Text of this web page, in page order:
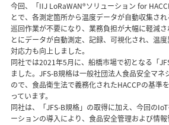
今回、「IIJ LoRaWAN®ソリューション for
とで、各測定箇所から温度データが自動収集さ
巡回作業が不要になり、業務負担が大幅に軽減
とにデータが自動測定、記録、可視化され、温
対応力も向上しました。
同社では2021年5月に、船橋市場で初となる「
ました。JFS-B規格は一般社団法人食品安全マネ
ので、食品衛生法で義務化されたHACCPの基準
っています。
同社は、「JFS-B規格」の取得に加え、今回の
ーションの導入により、食品安全管理および情